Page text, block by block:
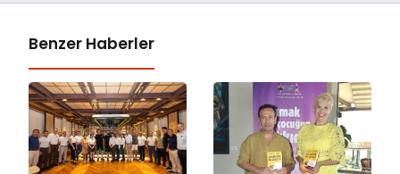
Benzer Haberler